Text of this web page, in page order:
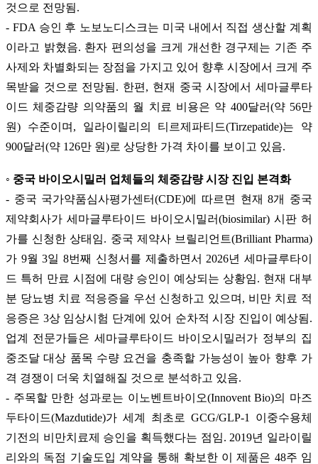
것으로 전망됨.
- FDA 승인 후 노보노디스크는 미국 내에서 직접 생산할 계획
이라고 밝혔음. 환자 편의성을 크게 개선한 경구제는 기존 주
사제와 차별화되는 장점을 가지고 있어 향후 시장에서 크게 주
목받을 것으로 전망됨. 한편, 현재 중국 시장에서 세마글루타
이드 체중감량 의약품의 월 치료 비용은 약 400달러(약 56만
원) 수준이며, 일라이릴리의 티르제파티드(Tirzepatide)는 약
900달러(약 126만 원)로 상당한 가격 차이를 보이고 있음.
◦ 중국 바이오시밀러 업체들의 체중감량 시장 진입 본격화
- 중국 국가약품심사평가센터(CDE)에 따르면 현재 8개 중국
제약회사가 세마글루타이드 바이오시밀러(biosimilar) 시판 허
가를 신청한 상태임. 중국 제약사 브릴리언트(Brilliant Pharma)
가 9월 3일 8번째 신청서를 제출하면서 2026년 세마글루타이
드 특허 만료 시점에 대량 승인이 예상되는 상황임. 현재 대부
분 당뇨병 치료 적응증을 우선 신청하고 있으며, 비만 치료 적
응증은 3상 임상시험 단계에 있어 순차적 시장 진입이 예상됨.
업계 전문가들은 세마글루타이드 바이오시밀러가 정부의 집
중조달 대상 품목 수량 요건을 충족할 가능성이 높아 향후 가
격 경쟁이 더욱 치열해질 것으로 분석하고 있음.
- 주목할 만한 성과로는 이노벤트바이오(Innovent Bio)의 마즈
두타이드(Mazdutide)가 세계 최초로 GCG/GLP-1 이중수용체
기전의 비만치료제 승인을 획득했다는 점임. 2019년 일라이릴
리와의 독점 기술도입 계약을 통해 확보한 이 제품은 48주 임